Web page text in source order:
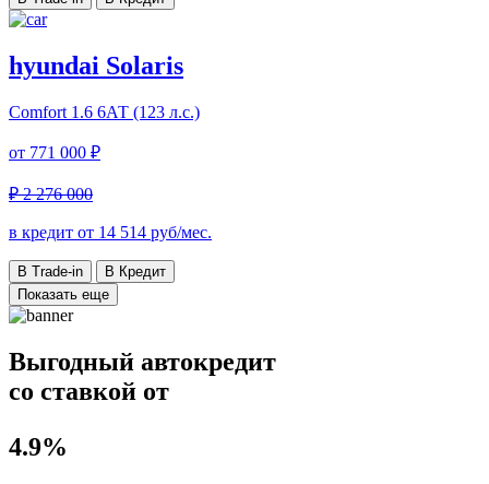
hyundai Solaris
Comfort 1.6 6АТ (123 л.с.)
от 771 000 ₽
₽ 2 276 000
в кредит от 14 514 руб/мес.
В Trade-in
В Кредит
Показать еще
Выгодный автокредит
со ставкой от
4.9%